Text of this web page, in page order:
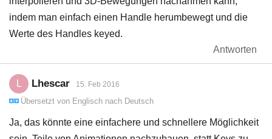
indem man einfach einen Handle herumbewegt und die
Werte des Handles keyed.
Antworten
Lhescar 15. Feb 2016
Übersetzt von Englisch nach Deutsch
Ja, das könnte eine einfachere und schnellere Möglichkeit